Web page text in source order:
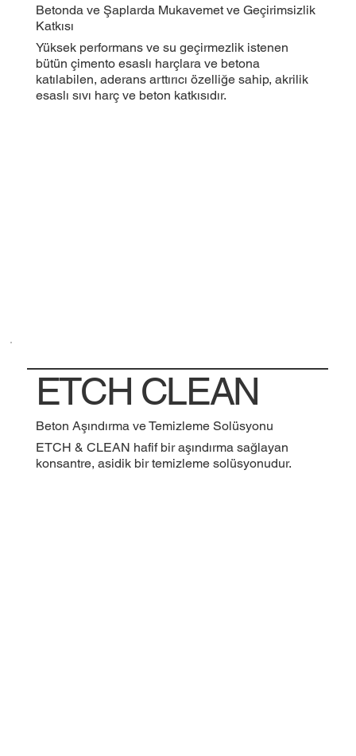
Betonda ve Şaplarda Mukavemet ve Geçirimsizlik
Katkısı
Yüksek performans ve su geçirmezlik istenen
bütün çimento esaslı harçlara ve betona
katılabilen, aderans arttırıcı özelliğe sahip, akrilik
esaslı sıvı harç ve beton katkısıdır.
ETCH CLEAN
Beton Aşındırma ve Temizleme Solüsyonu
ETCH & CLEAN hafif bir aşındırma sağlayan
konsantre, asidik bir temizleme solüsyonudur.